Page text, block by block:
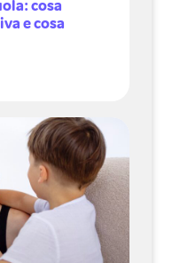
cosa
e cosa